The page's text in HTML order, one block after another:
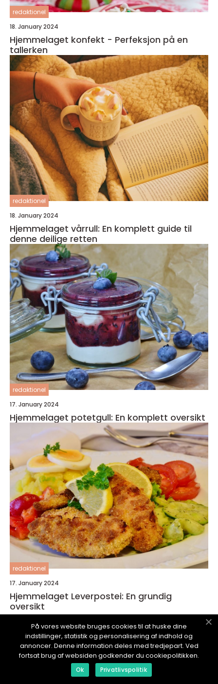
redaktionel
18. January 2024
Hjemmelaget konfekt - Perfeksjon på en
tallerken
redaktionel
18. January 2024
Hjemmelaget vårrull: En komplett guide til
denne deilige retten
redaktionel
17. January 2024
Hjemmelaget potetgull: En komplett oversikt
redaktionel
17. January 2024
Hjemmelaget Leverpostei: En grundig
oversikt
NYOPPSKRIFT.no
På vores website bruges cookies til at huske dine
indstillinger, statistik og personalisering af indhold og
annoncer. Denne information deles med tredjepart. Ved
fortsat brug af websiden godkender du cookiepolitikken.
Ok Privatlivspolitik